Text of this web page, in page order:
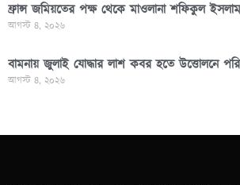
ফ্রান্স জমিয়তের পক্ষ থেকে মাওলানা শফিকুল
আগস্ট ৪, ২০২৬
বামনায় জুলাই যোদ্ধার লাশ কবর হতে উত্তোলনে
আগস্ট ৪, ২০২৬